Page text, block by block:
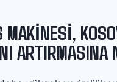
ARTIRMASINA